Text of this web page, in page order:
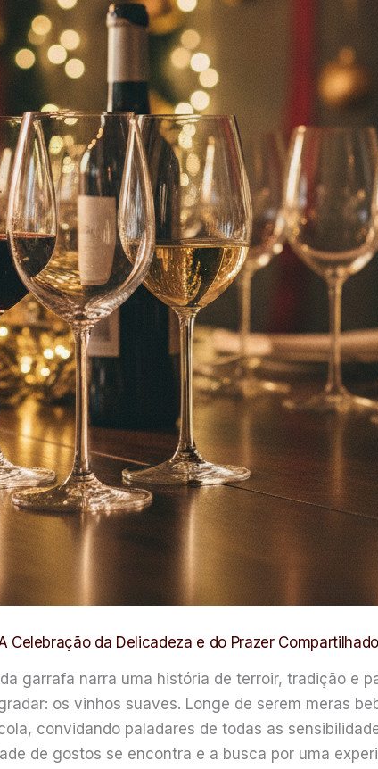
Celebração da Delicadeza e do Prazer Compartilhado
garrafa narra uma história de terroir, tradição e
os vinhos suaves. Longe de serem meras
convidando paladares de todas as
de gostos se encontra e a busca por uma